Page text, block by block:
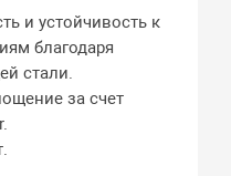
и устойчивость к
благодаря
стали.
за счет